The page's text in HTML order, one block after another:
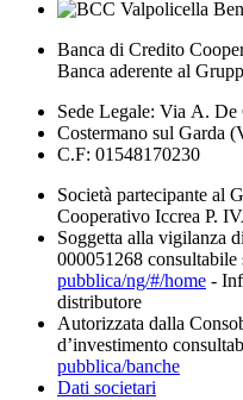
Banca di Credito
Banca aderente al
Sede Legale: Via A. De
Costermano sul Garda
C.F: 01548170230
Società partecipante al
Cooperativo Iccrea P.
Soggetta alla vigilanza
000051268 consultabile
pubblica/ng/#/home -
distributore
Autorizzata dalla
d’investimento
pubblica/banche
Dati societari